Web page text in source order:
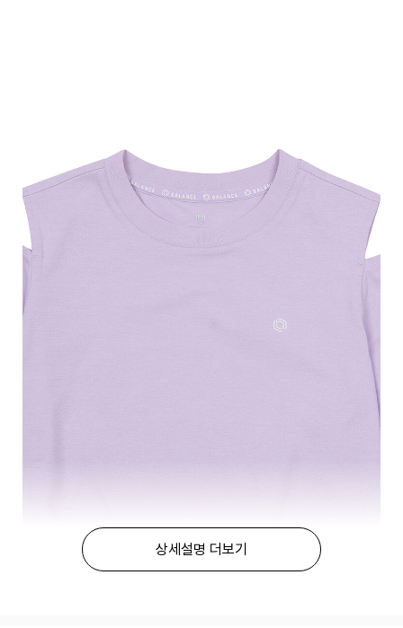
상세설명 더보기